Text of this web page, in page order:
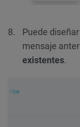
Puede
mensaje
existentes.